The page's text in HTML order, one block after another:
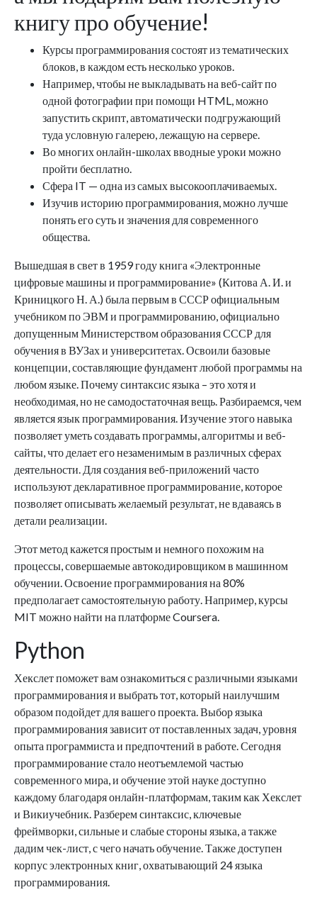
книгу про обучение!
Курсы программирования состоят из тематических
блоков, в каждом есть несколько уроков.
Например, чтобы не выкладывать на веб-сайт по
одной фотографии при помощи HTML, можно
запустить скрипт, автоматически подгружающий
туда условную галерею, лежащую на сервере.
Во многих онлайн-школах вводные уроки можно
пройти бесплатно.
Сфера IT — одна из самых высокооплачиваемых.
Изучив историю программирования, можно лучше
понять его суть и значения для современного
общества.
Вышедшая в свет в 1959 году книга «Электронные
цифровые машины и программирование» (Китова А. И. и
Криницкого Н. А.) была первым в СССР официальным
учебником по ЭВМ и программированию, официально
допущенным Министерством образования СССР для
обучения в ВУЗах и университетах. Освоили базовые
концепции, составляющие фундамент любой программы на
любом языке. Почему синтаксис языка – это хотя и
необходимая, но не самодостаточная вещь. Разбираемся, чем
является язык программирования. Изучение этого навыка
позволяет уметь создавать программы, алгоритмы и веб-
сайты, что делает его незаменимым в различных сферах
деятельности. Для создания веб-приложений часто
используют декларативное программирование, которое
позволяет описывать желаемый результат, не вдаваясь в
детали реализации.
Этот метод кажется простым и немного похожим на
процессы, совершаемые автокодировщиком в машинном
обучении. Освоение программирования на 80%
предполагает самостоятельную работу. Например, курсы
MIT можно найти на платформе Coursera.
Python
Хекслет поможет вам ознакомиться с различными языками
программирования и выбрать тот, который наилучшим
образом подойдет для вашего проекта. Выбор языка
программирования зависит от поставленных задач, уровня
опыта программиста и предпочтений в работе. Сегодня
программирование стало неотъемлемой частью
современного мира, и обучение этой науке доступно
каждому благодаря онлайн-платформам, таким как Хекслет
и Викиучебник. Разберем синтаксис, ключевые
фреймворки, сильные и слабые стороны языка, а также
дадим чек-лист, с чего начать обучение. Также доступен
корпус электронных книг, охватывающий 24 языка
программирования.